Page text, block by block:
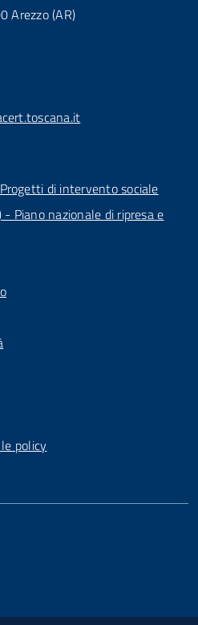
Arezzo (AR)
di intervento sociale
Piano nazionale di ripresa e
policy
Arezzodi Arezzo